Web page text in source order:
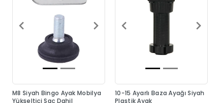
M8 Siyah Bingo Ayak Mobilya
Yükseltici Sac Dahil
10-15 Ayarlı Baza Ayağı Siyah
Plastik Ayak